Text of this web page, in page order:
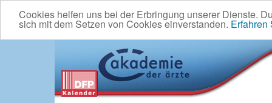
Cookies helfen uns bei der Erbringung unserer Dienste.
sich mit dem Setzen von Cookies einverstanden. Erfahren